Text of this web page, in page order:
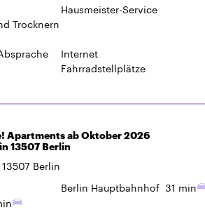
Trocknern
Hausmeister-Service
Internet
Fahrradstellplätze
Apartments ab Oktober 2026
13507 Berlin
13507 Berlin
Berlin Hauptbahnhof 31 min